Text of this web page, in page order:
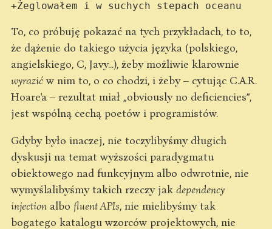
To, co próbuję pokazać na tych przykładach, to to,
że dążenie do takiego użycia języka (polskiego,
angielskiego, C, Javy...), żeby możliwie klarownie
wyrazićw nim to, o co chodzi, i żeby – cytując C.A.R.
Hoare'a – rezultat miał „obviously no deficiencies”,
jest wspólną cechą poetów i programistów.
Gdyby było inaczej, nie toczylibyśmy długich
dyskusji na temat wyższości paradygmatu
obiektowego nad funkcyjnym albo odwrotnie, nie
wymyślalibyśmy takich rzeczy jak dependency
injection albo fluent APIs, nie mielibyśmy tak
bogatego katalogu wzorców projektowych, nie